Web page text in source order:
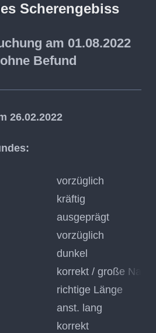
Scherengebiss
am 01.08.2022
Befund
26.02.2022
vorzüglich
kräftig
ausgeprägt
vorzüglich
dunkel
korrekt / große Nase
richtige Länge
anst. lang
korrekt